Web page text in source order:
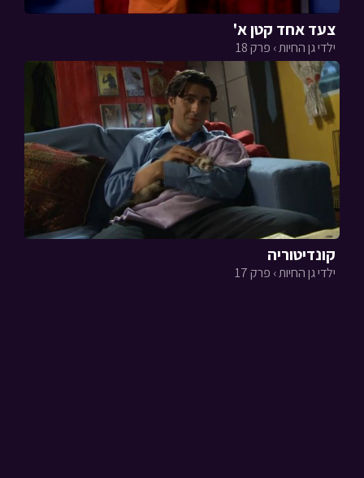
צעד אחד קטן א'
ילדי גן החיות › פרק 18
קונדיטוריה
ילדי גן החיות › פרק 17